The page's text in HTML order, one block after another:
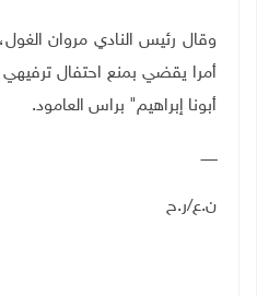
وقال رئيس النادي مروان
أمرا يقضي بمنع احتفال
أبونا إبراهيم" براس العامود.
ـــــــ
ن.ع/ر.ح